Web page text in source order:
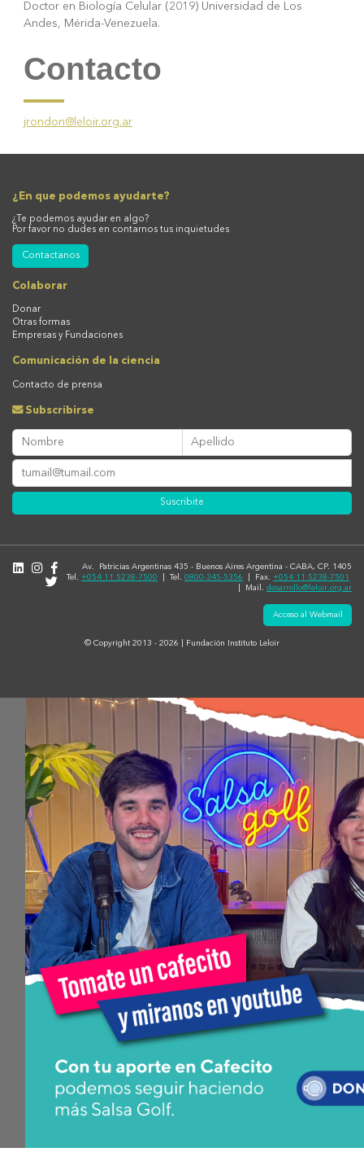
Doctor en Biología Celular (2019) Universidad de Los
Andes, Mérida-Venezuela.
Contacto
jrondon@leloir.org.ar
¿En que podemos ayudarte?
¿Te podemos ayudar en algo?
Por favor no dudes en contarnos tus inquietudes
Contactanos
Colaborar
Donar
Otras formas
Empresas y Fundaciones
Comunicación de la ciencia
Contacto de prensa
Subscribirse
Suscribite
Av. Patricias Argentinas 435 - Buenos Aires Argentina - CABA, CP. 1405
Tel. +054 11 5238-7500 | Tel. 0800-345-5356 | Fax. +054 11 5238-7501
| Mail. desarrollo@leloir.org.ar
Acceso al Webmail
© Copyright 2013 - 2026 | Fundación Instituto Leloir